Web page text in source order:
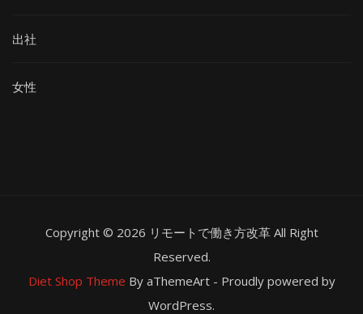
出社
女性
Copyright © 2026 リモートで働き方改革 All Right
Reserved.
Diet Shop Theme By aThemeArt - Proudly powered by
WordPress.